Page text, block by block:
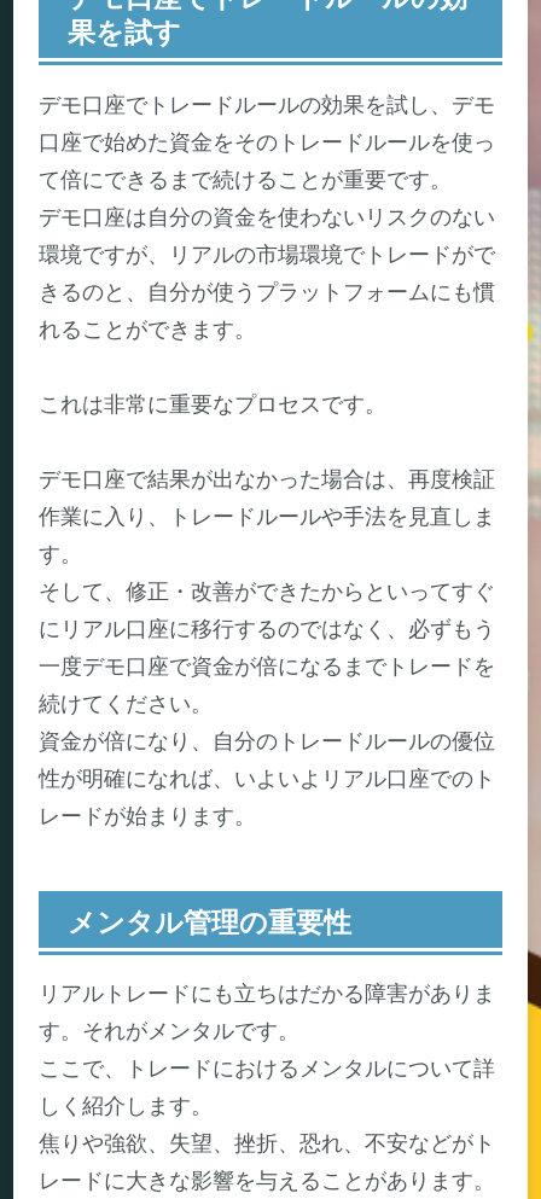
果を試す
デモ口座でトレードルールの効果を試し、デモ
口座で始めた資金をそのトレードルールを使っ
て倍にできるまで続けることが重要です。
デモ口座は自分の資金を使わないリスクのない
環境ですが、リアルの市場環境でトレードがで
きるのと、自分が使うプラットフォームにも慣
れることができます。
これは非常に重要なプロセスです。
デモ口座で結果が出なかった場合は、再度検証
作業に入り、トレードルールや手法を見直しま
す。
そして、修正・改善ができたからといってすぐ
にリアル口座に移行するのではなく、必ずもう
一度デモ口座で資金が倍になるまでトレードを
続けてください。
資金が倍になり、自分のトレードルールの優位
性が明確になれば、いよいよリアル口座でのト
レードが始まります。
メンタル管理の重要性
リアルトレードにも立ちはだかる障害がありま
す。それがメンタルです。
ここで、トレードにおけるメンタルについて詳
しく紹介します。
焦りや強欲、失望、挫折、恐れ、不安などがト
レードに大きな影響を与えることがあります。